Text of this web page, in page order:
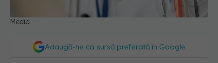
Medici
Adaugă-ne ca sursă preferată în Google